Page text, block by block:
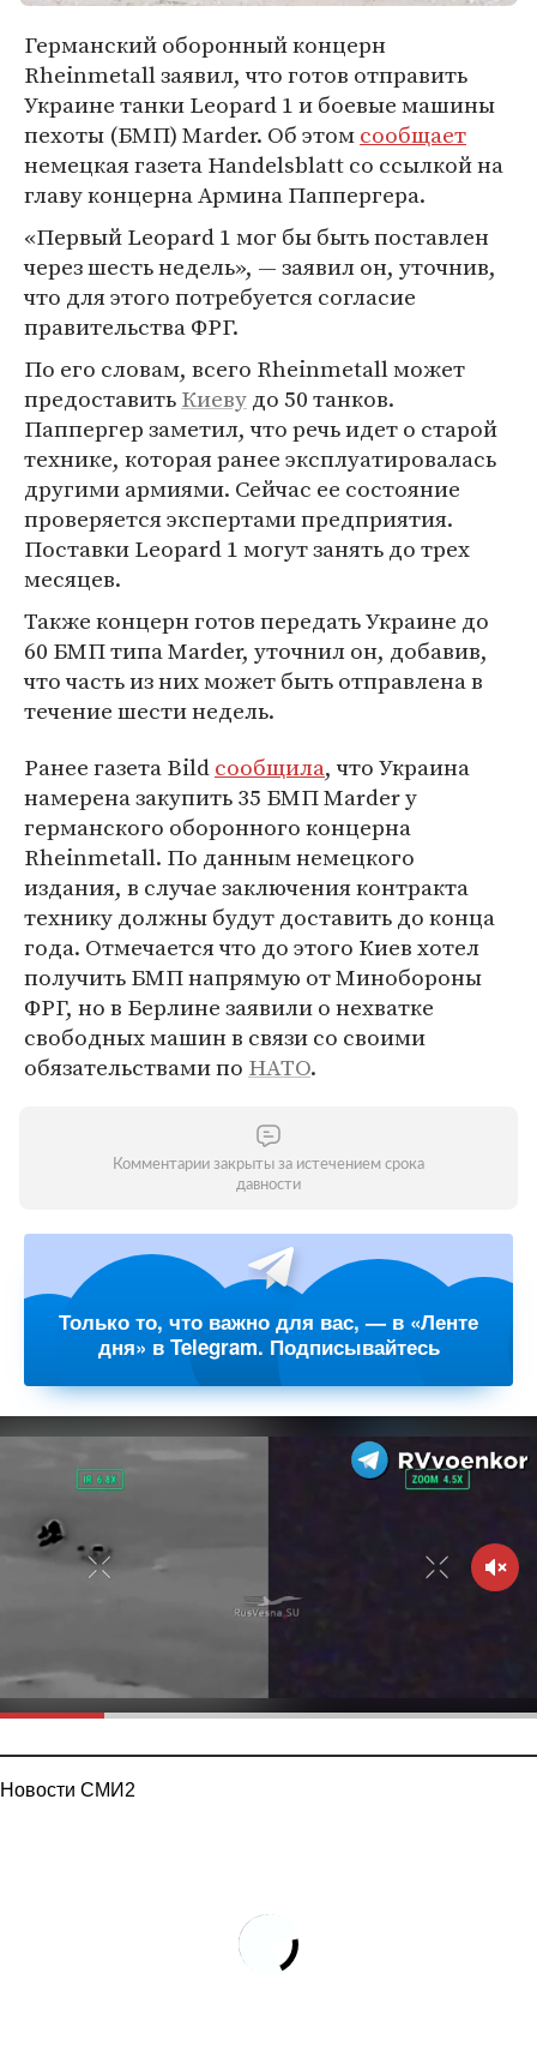
Германский оборонный концерн
Rheinmetall заявил, что готов отправить
Украине танки Leopard 1 и боевые машины
пехоты (БМП) Marder. Об этомсообщает
немецкая газета Handelsblatt со ссылкой на
главу концерна Армина Паппергера.
«Первый Leopard 1 мог бы быть поставлен
через шесть недель», — заявил он, уточнив,
что для этого потребуется согласие
правительства ФРГ.
По его словам, всего Rheinmetall может
предоставитьКиевудо 50 танков.
Паппергер заметил, что речь идет о старой
технике, которая ранее эксплуатировалась
другими армиями. Сейчас ее состояние
проверяется экспертами предприятия.
Поставки Leopard 1 могут занять до трех
месяцев.
Также концерн готов передать Украине до
60 БМП типа Marder, уточнил он, добавив,
что часть из них может быть отправлена в
течение шести недель.
Ранее газета Bildсообщила, что Украина
намерена закупить 35 БМП Marder у
германского оборонного концерна
Rheinmetall. По данным немецкого
издания, в случае заключения контракта
технику должны будут доставить до конца
года. Отмечается что до этого Киев хотел
получить БМП напрямую от Минобороны
ФРГ, но в Берлине заявили о нехватке
свободных машин в связи со своими
обязательствами по НАТО.
Комментарии закрыты за истечением срока
давности
Только то, что важно для вас, — в «Ленте
дня» в Telegram. Подписывайтесь
Новости СМИ2